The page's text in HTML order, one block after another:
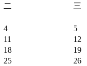
二 三
4
5
11
12
18
19
25
26